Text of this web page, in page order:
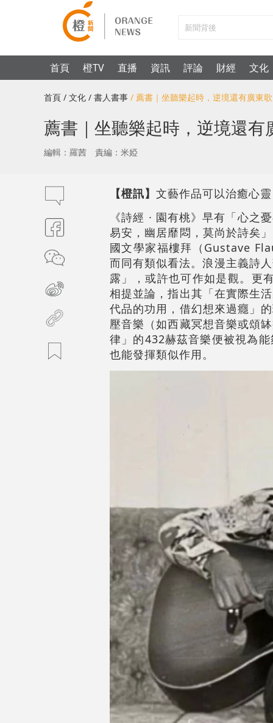
首頁 橙TV 直播 資訊 評論 財經 文化
首頁 / 文化 / 書人書事 / 薦書｜坐聽樂起時，逆境還有廣東歌
薦書｜坐聽樂起時，逆境還有
編輯：羅茜 責編：米婭
【橙訊】 文藝作品可以治癒心
《詩經 · 園有桃》早有「心之
易安，幽居靡悶，莫尚於詩矣
國文學家福樓拜（Gustave
而同有類似看法。浪漫主義詩
露」，或許也可作如是觀。更
相提並論，指出其「在實際生
代品的功用，借幻想來過癮」
壓音樂（如西藏冥想音樂或頌
律」的432赫茲音樂便被視為
也能發揮類似作用。